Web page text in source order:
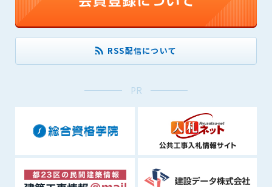
RSS配信について
PR
に第三者に提供すること
管理者は、会員が登録した内容が以下に該当する、またはその
と管理者が、判断した場合
(4) その他、管理者が不適当と判断した場合
第8条（サービスの変更・中止等）
管理者は、会員の承諾なく、本サービス内容の変更(新規追加、
廃止を含み)し、本サービスの運営を中止または廃止することが